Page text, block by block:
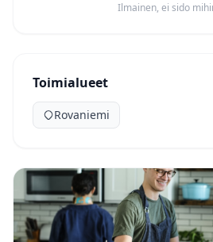
Ilmainen, ei sido
Toimialueet
Rovaniemi